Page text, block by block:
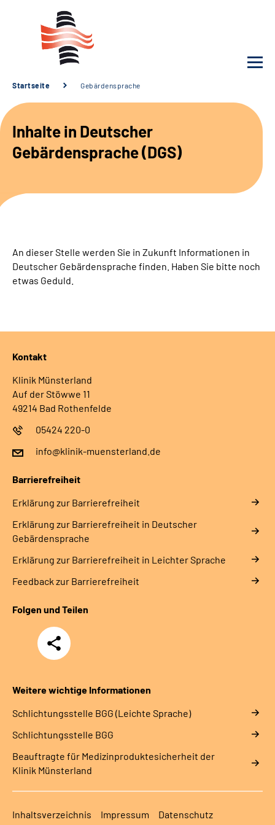
Unsere Klinik
Unsere Angebote
Suche
Startseite Gebärdensprache
Inhalte in Deutscher
Gebärdensprache (DGS)
An dieser Stelle werden Sie in Zukunft Informationen in
Deutscher Gebärdensprache finden. Haben Sie bitte noch
etwas Geduld.
Kontakt
Klinik Münsterland
Auf der Stöwwe 11
49214 Bad Rothenfelde
05424 220-0
info@klinik-muensterland.de
Barrierefreiheit
Erklärung zur Barrierefreiheit
Erklärung zur Barrierefreiheit in Deutscher
Gebärdensprache
Erklärung zur Barrierefreiheit in Leichter Sprache
Feedback zur Barrierefreiheit
Folgen und Teilen
Teilen
Weitere wichtige Informationen
Schlich­tungs­stel­le BGG (Leichte Sprache)
Schlich­tungs­stel­le BGG
Beauftragte für Medizinproduktesicherheit der
Klinik Münsterland
Inhaltsverzeichnis Impressum Datenschutz